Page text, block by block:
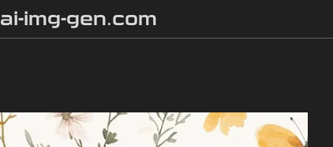
ai-img-gen.com